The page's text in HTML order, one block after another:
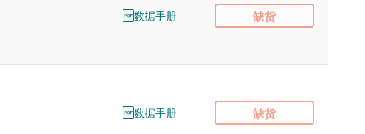
数据手册 缺货
数据手册 缺货